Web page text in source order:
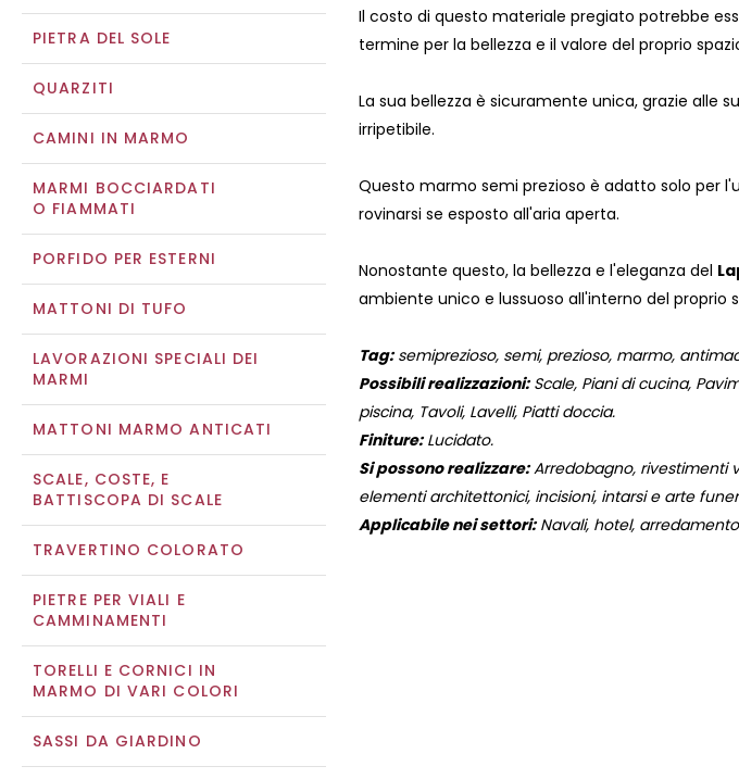
PIETRA DEL SOLE
QUARZITI
CAMINI IN MARMO
MARMI BOCCIARDATI
O FIAMMATI
PORFIDO PER ESTERNI
MATTONI DI TUFO
LAVORAZIONI SPECIALI DEI
MARMI
MATTONI MARMO ANTICATI
SCALE, COSTE, E
BATTISCOPA DI SCALE
TRAVERTINO COLORATO
PIETRE PER VIALI E
CAMMINAMENTI
TORELLI E CORNICI IN
MARMO DI VARI COLORI
SASSI DA GIARDINO
Il costo di questo materiale pregiato potrebbe
termine per la bellezza e il valore del proprio
La sua bellezza è sicuramente unica, grazie alle
irripetibile.
Questo marmo semi prezioso è adatto solo per
rovinarsi se esposto all'aria aperta.
Nonostante questo, la bellezza e l'eleganza del
ambiente unico e lussuoso all'interno del proprio
Tag:semiprezioso, semi, prezioso, marmo,
Possibili realizzazioni:Scale, Piani di cucina,
piscina, Tavoli, Lavelli, Piatti doccia.
Finiture:Lucidato.
Si possono realizzare:Arredobagno, rivestimenti
elementi architettonici, incisioni, intarsi e arte
Applicabile nei settori:Navali, hotel,